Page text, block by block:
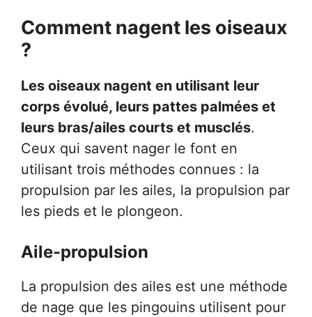
Comment nagent les oiseaux
?
Les oiseaux nagent en utilisant leur
corps évolué, leurs pattes palmées et
leurs bras/ailes courts et musclés.
Ceux qui savent nager le font en
utilisant trois méthodes connues : la
propulsion par les ailes, la propulsion par
les pieds et le plongeon.
Aile-propulsion
La propulsion des ailes est une méthode
de nage que les pingouins utilisent pour